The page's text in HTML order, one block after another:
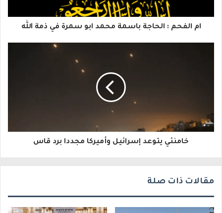
ا
ر
ن
ام الفحم : الحاجة باسمة محمد ابو سمرة في ذمة الله
خامنئي يتوعد إسرائيل وأميركا مجددا برد قاس
مقالات ذات صلة